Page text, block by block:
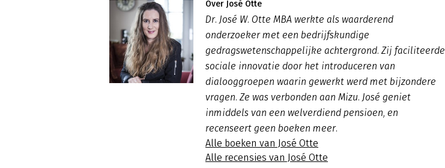
Over José Otte
Dr. José W. Otte MBA werkte als waarderend
onderzoeker met een bedrijfskundige
gedragswetenschappelijke achtergrond. Zij faciliteerde
sociale innovatie door het introduceren van
dialooggroepen waarin gewerkt werd met bijzondere
vragen. Ze was verbonden aan Mizu. José geniet
inmiddels van een welverdiend pensioen, en
recenseert geen boeken meer.
Alle boeken van José Otte
Alle recensies van José Otte